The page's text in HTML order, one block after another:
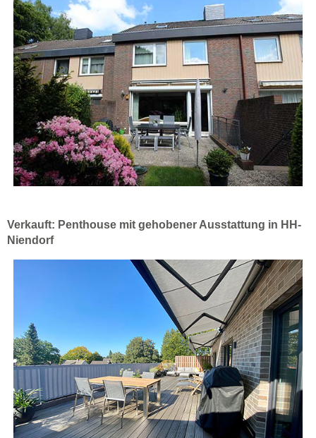
Verkauft: Penthouse mit gehobener Ausstattung in HH-
Niendorf